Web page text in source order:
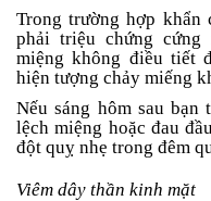
Trong trường hợp khẩn
phải triệu chứng cứng
miệng không điều tiết
hiện tượng chảy miếng
Nếu sáng hôm sau
lệch miệng hoặc đau
đột quỵ nhẹ trong đêm
Viêm dây thần kinh mặt